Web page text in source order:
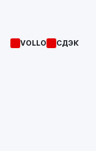
VOLLO СДЭК